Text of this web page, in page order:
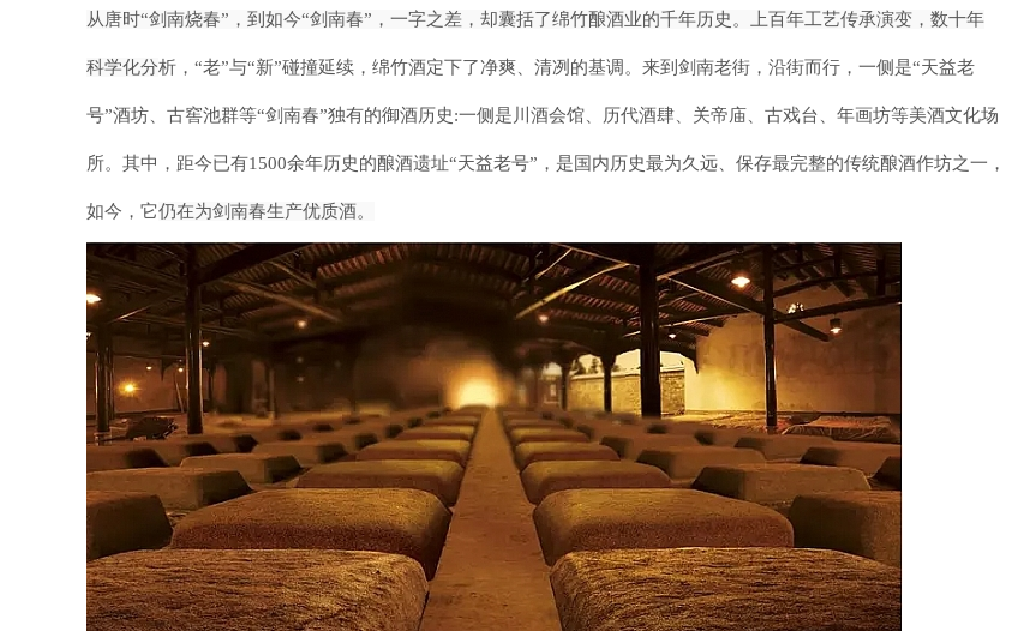
从唐时“剑南烧春”，到如今“剑南春”，一字之差，却囊括了绵竹酿酒业的千年历史。上百年工艺传承演变，数十年
科学化分析， “老”与“新”碰撞延续，绵竹酒定下了净爽、清冽的基调。 来到剑南老街，沿街而行，一侧是“天益老
号”酒坊、古窖池群等“剑南春”独有的御酒历史:一侧是川酒会馆、历代酒肆、关帝庙、古戏台、年画坊等美酒文化场
所。其中，距今已有1500余年历史的酿酒遗址“天益老号”，是国内历史最为久远、保存最完整的传统酿酒作坊之一，
如今，它仍在为剑南春生产优质酒。